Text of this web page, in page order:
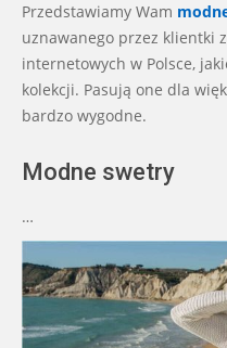
Przedstawiamy Wam
uznawanego przez klientki
internetowych w Polsce,
kolekcji. Pasują one dla
bardzo wygodne.
Modne swetry
…